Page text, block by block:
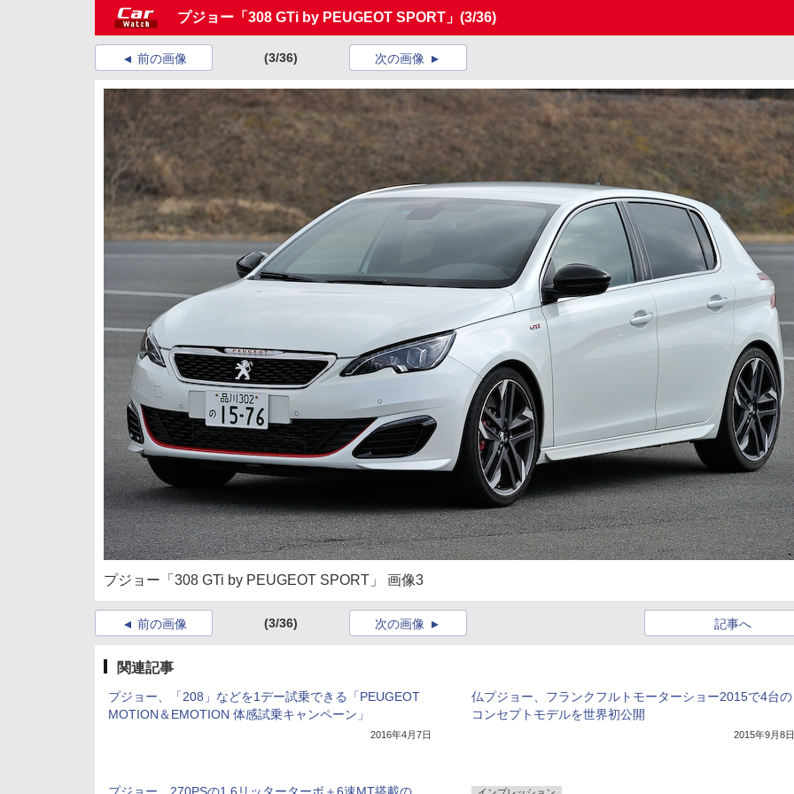
プジョー「308 GTi by PEUGEOT SPORT」 (3/36)
前の画像 (3/36) 次の画像
プジョー「308 GTi by PEUGEOT SPORT」 画像3
前の画像 (3/36) 記事へ
次の画像
関連記事
プジョー、「208」などを1デー試乗できる「PEUGEOT
MOTION＆EMOTION 体感試乗キャンペーン」
2016年4月7日
仏プジョー、フランクフルトモーターショー2015で4台の
コンセプトモデルを世界初公開
2015年9月8日